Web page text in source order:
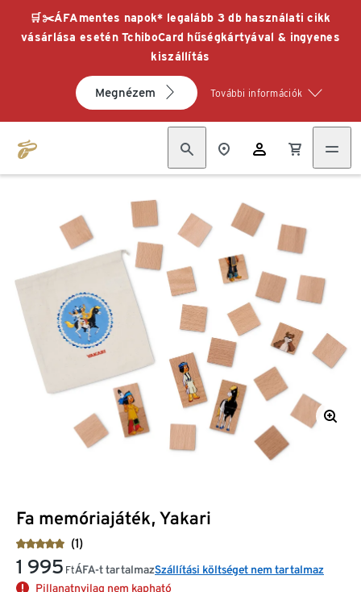
🛒✂️ÁFAmentes napok* legalább 3 db használati cikk
vásárlása esetén TchiboCard hűségkártyával & ingyenes
kiszállítás
Megnézem További információk
Fa memóriajáték, Yakari
(1)
1 995 FtÁFA-t tartalmazSzállítási költséget nem tartalmaz
Pillanatnyilag nem kapható